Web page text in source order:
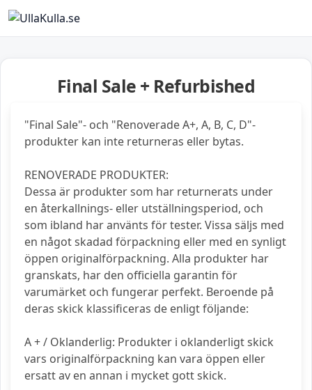
Final Sale + Refurbished
"Final Sale"- och "Renoverade A+, A, B, C, D"-
produkter kan inte returneras eller bytas.
RENOVERADE PRODUKTER:
Dessa är produkter som har returnerats under
en återkallnings- eller utställningsperiod, och
som ibland har använts för tester. Vissa säljs med
en något skadad förpackning eller med en synligt
öppen originalförpackning. Alla produkter har
granskats, har den officiella garantin för
varumärket och fungerar perfekt. Beroende på
deras skick klassificeras de enligt följande:
A + / Oklanderlig: Produkter i oklanderligt skick
vars originalförpackning kan vara öppen eller
ersatt av en annan i mycket gott skick.